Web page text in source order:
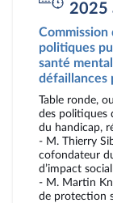
2025
Commission
politiques
santé
défaillances
Table ronde,
des politiques
du handicap,
- M. Thierry
cofondateur
d’impact social
- M. Martin
de protection